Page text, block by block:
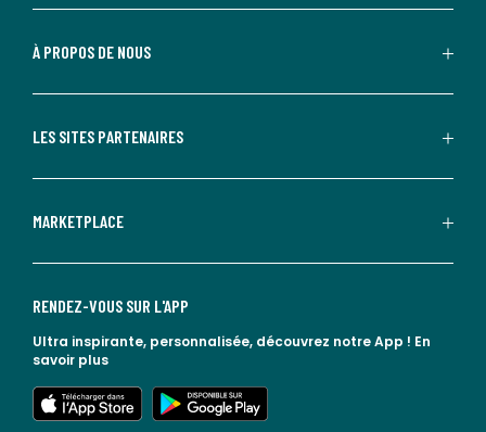
À PROPOS DE NOUS
LES SITES PARTENAIRES
MARKETPLACE
RENDEZ-VOUS SUR L'APP
Ultra inspirante, personnalisée, découvrez notre App ! En
savoir plus
lien vers l'app store
lien vers google play